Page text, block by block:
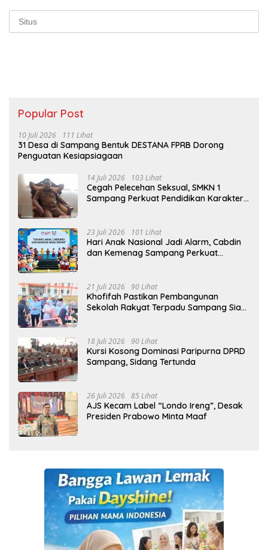
Popular Post
10 Juli 2026 111 Lihat
31 Desa di Sampang Bentuk DESTANA FPRB Dorong
Penguatan Kesiapsiagaan
14 Juli 2026 103 Lihat
Cegah Pelecehan Seksual, SMKN 1
Sampang Perkuat Pendidikan Karakter
23 Juli 2026 101 Lihat
Hari Anak Nasional Jadi Alarm, Cabdin
dan Kemenag Sampang Perkuat
21 Juli 2026 90 Lihat
Khofifah Pastikan Pembangunan
Sekolah Rakyat Terpadu Sampang Siap
18 Juli 2026 90 Lihat
Kursi Kosong Dominasi Paripurna DPRD
Sampang, Sidang Tertunda
26 Juli 2026 85 Lihat
AJS Kecam Label “Londo Ireng”, Desak
Presiden Prabowo Minta Maaf